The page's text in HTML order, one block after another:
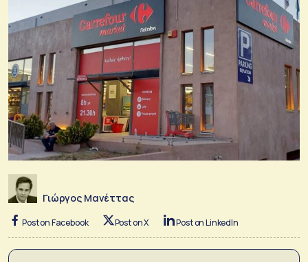
Γιώργος Μανέττας
Post on Facebook Post on X Post on LinkedIn